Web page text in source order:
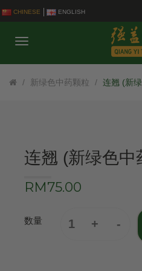
CHINESE ENGLISH
新绿色中药颗粒 连翘 (新
连翘 (新绿色中
RM75.00
数量